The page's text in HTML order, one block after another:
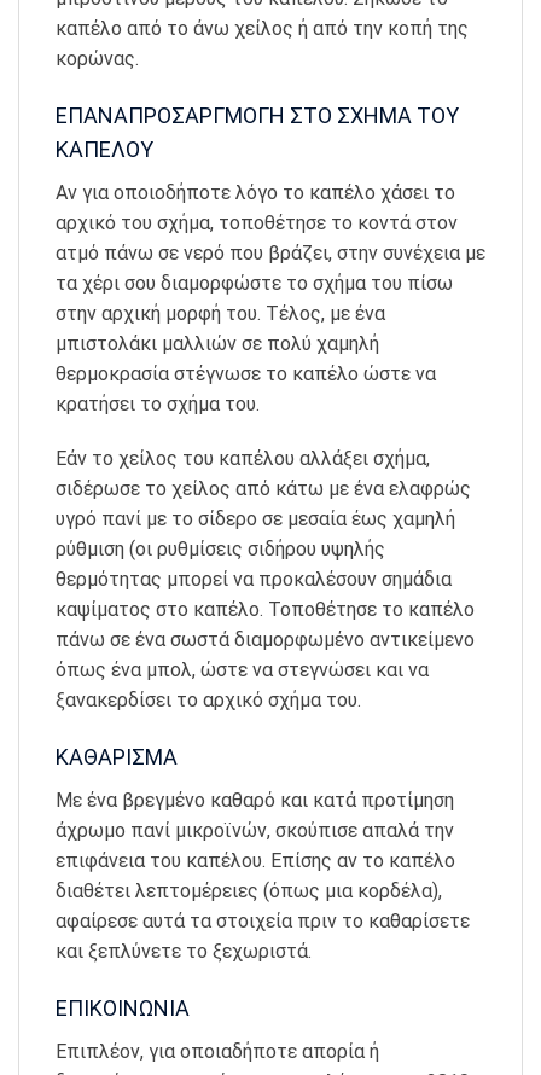
καπέλο από το άνω χείλος ή από την κοπή της
κορώνας.
ΕΠΑΝΑΠΡΟΣΑΡΓΜΟΓΗ ΣΤΟ ΣΧΗΜΑ ΤΟΥ
ΚΑΠΕΛΟΥ
Αν για οποιοδήποτε λόγο το καπέλο χάσει το
αρχικό του σχήμα, τοποθέτησε το κοντά στον
ατμό πάνω σε νερό που βράζει, στην συνέχεια με
τα χέρι σου διαμορφώστε το σχήμα του πίσω
στην αρχική μορφή του. Τέλος, με ένα
μπιστολάκι μαλλιών σε πολύ χαμηλή
θερμοκρασία στέγνωσε το καπέλο ώστε να
κρατήσει το σχήμα του.
Εάν το χείλος του καπέλου αλλάξει σχήμα,
σιδέρωσε το χείλος από κάτω με ένα ελαφρώς
υγρό πανί με το σίδερο σε μεσαία έως χαμηλή
ρύθμιση (οι ρυθμίσεις σιδήρου υψηλής
θερμότητας μπορεί να προκαλέσουν σημάδια
καψίματος στο καπέλο. Τοποθέτησε το καπέλο
πάνω σε ένα σωστά διαμορφωμένο αντικείμενο
όπως ένα μπολ, ώστε να στεγνώσει και να
ξανακερδίσει το αρχικό σχήμα του.
ΚΑΘΑΡΙΣΜΑ
Με ένα βρεγμένο καθαρό και κατά προτίμηση
άχρωμο πανί μικροϊνών, σκούπισε απαλά την
επιφάνεια του καπέλου. Επίσης αν το καπέλο
διαθέτει λεπτομέρειες (όπως μια κορδέλα),
αφαίρεσε αυτά τα στοιχεία πριν το καθαρίσετε
και ξεπλύνετε το ξεχωριστά.
ΕΠΙΚΟΙΝΩΝΙΑ
Επιπλέον, για οποιαδήποτε απορία ή